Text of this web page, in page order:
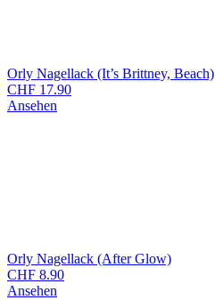
Orly Nagellack (It’s Brittney, Beach)
CHF 17.90
Ansehen
Orly Nagellack (After Glow)
CHF 8.90
Ansehen